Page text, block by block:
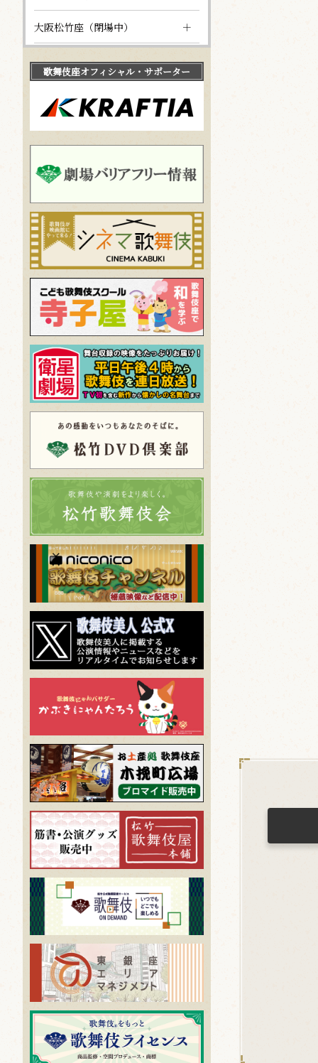
大阪松竹座（閉場中）
歌舞伎座オフィシャル・サポーター